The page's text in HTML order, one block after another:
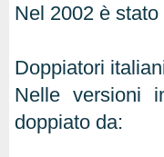
Nel 2002 è
Doppiatori
Nelle versioni
doppiato da: